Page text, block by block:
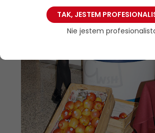
TAK, JESTEM
Nie jestem